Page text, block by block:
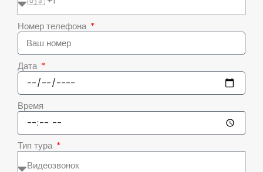
Номер телефона
Дата
Время
Тип тура